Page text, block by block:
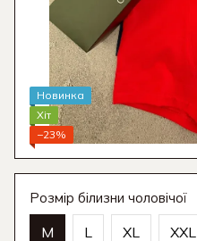
Новинка
Хіт
−23%
Розмір білизни чоловічої
M L XL XXL